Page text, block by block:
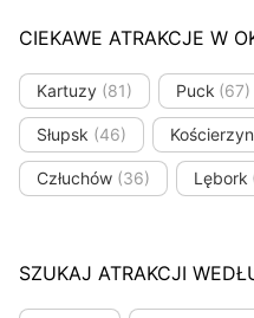
CIEKAWE ATRAKCJE W
Kartuzy (81) Puck (67)
Słupsk (46)
Człuchów (36) Lębork
SZUKAJ ATRAKCJI